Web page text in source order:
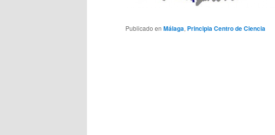
Publicado en Málaga, Principia Centro de Ciencia